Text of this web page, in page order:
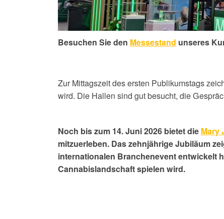
Besuchen Sie den Messestand unseres
Zur Mittagszeit des ersten Publikumstags
wird. Die Hallen sind gut besucht, die
Noch bis zum 14. Juni 2026 bietet die Mary
mitzuerleben. Das zehnjährige Jubiläum
internationalen Branchenevent entwickelt
Cannabislandschaft spielen wird.